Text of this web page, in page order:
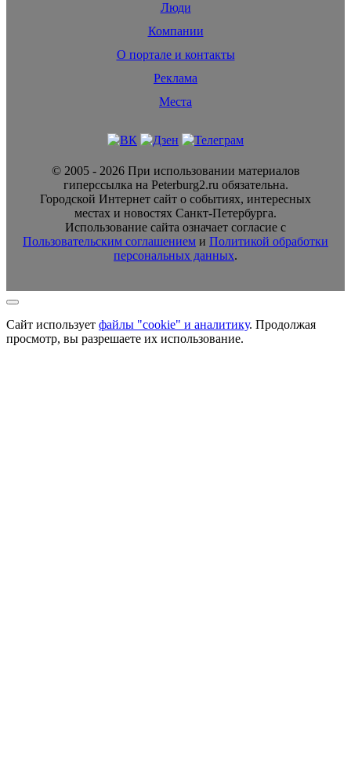
Люди
Компании
О портале и контакты
Реклама
Места
© 2005 - 2026 При использовании материалов
гиперссылка на Peterburg2.ru обязательна.
Городской Интернет сайт о событиях, интересных
местах и новостях Санкт-Петербурга.
Использование сайта означает согласие с
Пользовательским соглашением и Политикой обработки
персональных данных.
Сайт использует файлы "cookie" и аналитику. Продолжая
просмотр, вы разрешаете их использование.